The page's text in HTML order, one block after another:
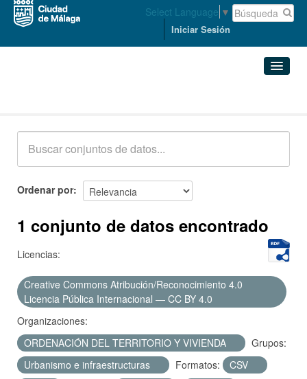
Select Language ▼
Iniciar Sesión
Acerca de
Ordenar por
1 conjunto de datos encontrado
Licencias:
Creative Commons Atribución/Reconocimiento 4.0
Licencia Pública Internacional — CC BY 4.0
Organizaciones:
ORDENACIÓN DEL TERRITORIO Y VIVIENDA
Grupos:
Urbanismo e infraestructuras
Formatos:
CSV